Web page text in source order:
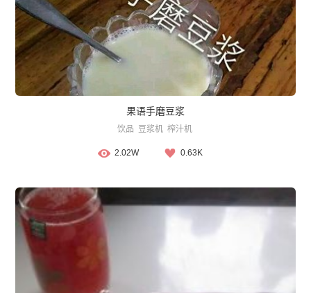
果语手磨豆浆
饮品 豆浆机 榨汁机
2.02W 0.63K